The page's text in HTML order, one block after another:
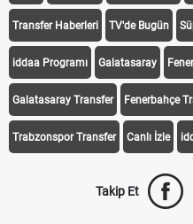
Transfer Haberleri TV'de Bugün
iddaa Programı Galatasaray
Galatasaray Transfer Fenerbahçe
Trabzonspor Transfer Canlı İzle
Takip Et